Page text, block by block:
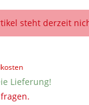
steht derzeit
Lieferung!